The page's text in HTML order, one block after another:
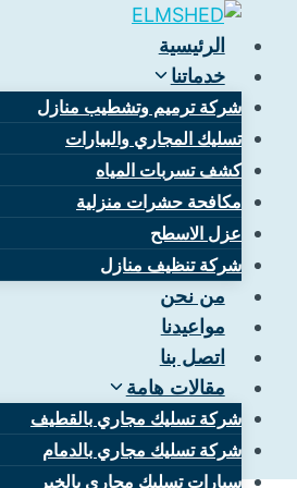
المحتوى
الرئيسية
خدماتنا
شركة ترميم وتشطيب منازل
تسليك المجاري والبيارات
كشف تسربات المياه
مكافحة حشرات منزلية
عزل الاسطح
شركة تنظيف منازل
من نحن
مواعيدنا
اتصل بنا
مقالات هامة
شركة تسليك مجاري بالقطيف
شركة تسليك مجاري بالدمام
سيارات تسليك مجاري بالخبر